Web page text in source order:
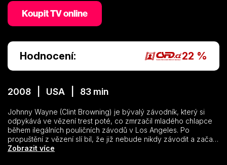
Koupit TV online
Hodnocení: 22 %
2008 | USA | 83 min
Johnny Wayne (Clint Browning) je bývalý závodník, který si
odpykává ve vězení trest poté, co zmrzačil mladého chlapce
během ilegálních pouličních závodů v Los Angeles. Po
propuštění z vězení slí bil, že již nebude nikdy závodit a začal
pracovat na vrakovišti se svým přítelem z dětství Travisem
Zobrazit více